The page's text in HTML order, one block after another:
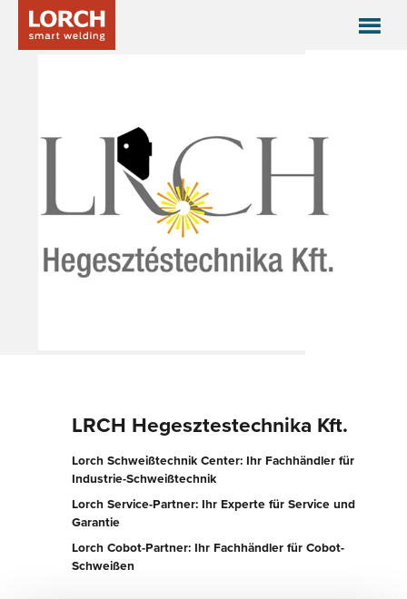
LRCH Hegesztestechnika Kft.
Lorch Schweißtechnik Center: Ihr Fachhändler für
Industrie-Schweißtechnik
Lorch Service-Partner: Ihr Experte für Service und
Garantie
Lorch Cobot-Partner: Ihr Fachhändler für Cobot-
Schweißen